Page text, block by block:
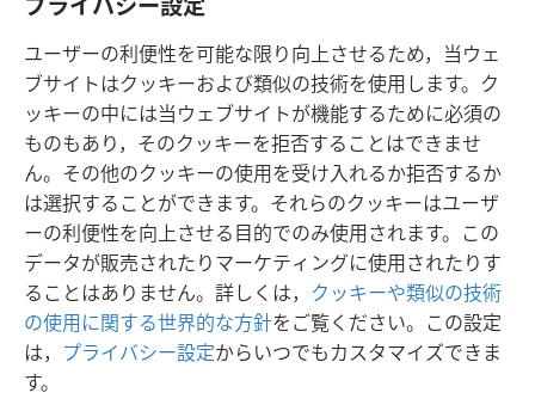
ユーザーの利便性を可能な限り向上させるため，当ウェ
ブサイトはクッキーおよび類似の技術を使用します。ク
ッキーの中には当ウェブサイトが機能するために必須の
ものもあり，そのクッキーを拒否することはできませ
ん。その他のクッキーの使用を受け入れるか拒否するか
は選択することができます。それらのクッキーはユーザ
ーの利便性を向上させる目的でのみ使用されます。この
データが販売されたりマーケティングに使用されたりす
ることはありません。詳しくは， クッキーや類似の技術
の使用に関する世界的な方針をご覧ください。この設定
は， プライバシー設定からいつでもカスタマイズできま
す。
トの惜しみない親切をいっそう受け，この方についての知
識を深めましょう。キリストが，今そして永遠にたたえら
れますように。アーメン。
日本語 シェアする 設定
Copyright © 2026 Watch Tower Bible and Tract Society of Pennsylvania
利用規約
プライバシーに関する方針 プライバシー設定
JW.ORG
ログイン